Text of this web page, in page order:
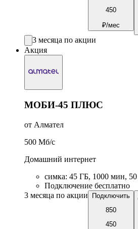
450
₽/мес
3 месяца по акции
Акция
МОБИ-45 ПЛЮС
от Алмател
500 Мб/c
Домашний интернет
симка: 45 ГБ, 1000 мин, 50
Подключение бесплатно
3 месяца по акции
Подключить
850
450